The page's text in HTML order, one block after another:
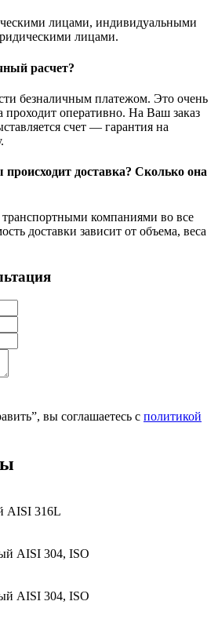
лицами, индивидуальными
лицами.
расчет?
безналичным платежом. Это очень
проходит оперативно. На Ваш заказ
счет — гарантия на
доставка? Сколько она
транспортными компаниями во все
доставки зависит от объема, веса
вы соглашаетесь с политикой
AISI 316L
AISI 304, ISO
AISI 304, ISO